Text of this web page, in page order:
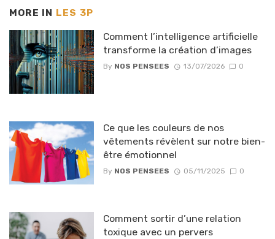
MORE IN LES 3P
Comment l’intelligence artificielle
transforme la création d’images
By NOS PENSEES 13/07/2026 0
Ce que les couleurs de nos
vêtements révèlent sur notre bien-
être émotionnel
By NOS PENSEES 05/11/2025 0
Comment sortir d’une relation
toxique avec un pervers